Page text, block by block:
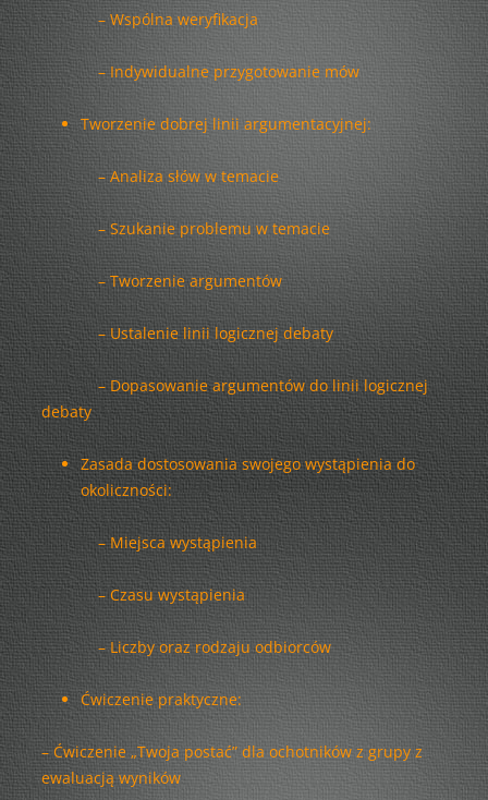
– Wspólna weryfikacja
– Indywidualne przygotowanie mów
Tworzenie dobrej linii argumentacyjnej:
– Analiza słów w temacie
– Szukanie problemu w temacie
– Tworzenie argumentów
– Ustalenie linii logicznej debaty
– Dopasowanie argumentów do linii logicznej
debaty
Zasada dostosowania swojego wystąpienia do
okoliczności:
– Miejsca wystąpienia
– Czasu wystąpienia
– Liczby oraz rodzaju odbiorców
Ćwiczenie praktyczne:
– Ćwiczenie „Twoja postać” dla ochotników z grupy z
ewaluacją wyników